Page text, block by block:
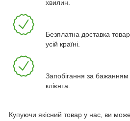
хвилин.
Безплатна доставка
усій країні.
Запобігання за бажанням
клієнта.
Купуючи якісний товар у нас, ви